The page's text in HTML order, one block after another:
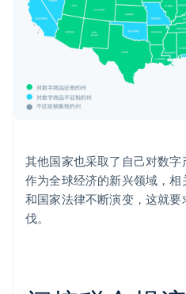
其他国家也采取了自己对数
作为全球经济的新兴领域，
和国家法律不断演变，这就
伐。